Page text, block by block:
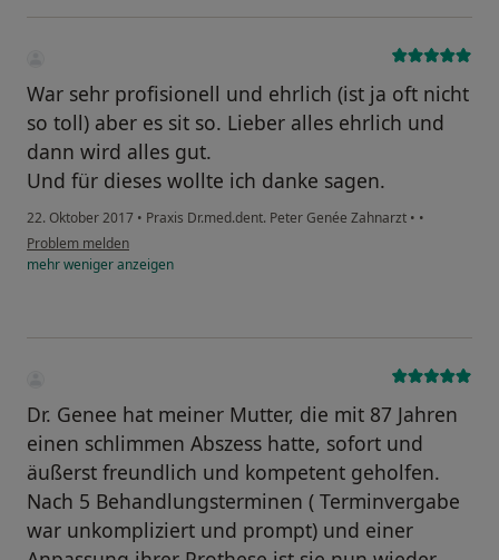
War sehr profisionell und ehrlich (ist ja oft nicht
so toll) aber es sit so. Lieber alles ehrlich und
dann wird alles gut.
Und für dieses wollte ich danke sagen.
22. Oktober 2017 • Praxis Dr.med.dent. Peter Genée Zahnarzt • •
Problem melden
mehrwenigeranzeigen
Dr. Genee hat meiner Mutter, die mit 87 Jahren
einen schlimmen Abszess hatte, sofort und
äußerst freundlich und kompetent geholfen.
Nach 5 Behandlungsterminen ( Terminvergabe
war unkompliziert und prompt) und einer